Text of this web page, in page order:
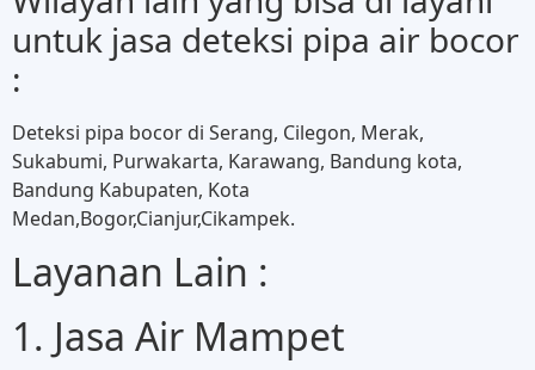
untuk jasa deteksi pipa air bocor
:
Deteksi pipa bocor di Serang, Cilegon, Merak,
Sukabumi, Purwakarta, Karawang, Bandung kota,
Bandung Kabupaten, Kota
Medan,Bogor,Cianjur,Cikampek.
Layanan Lain :
1. Jasa Air Mampet